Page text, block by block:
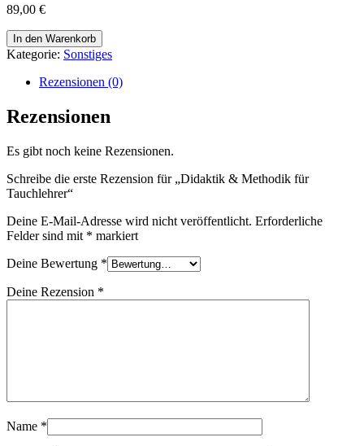
89,00 €
Didaktik
&
Methodik
Menge
In den Warenkorb
Kategorie: Sonstiges
Rezensionen (0)
Rezensionen
Es gibt noch keine Rezensionen.
Schreibe die erste Rezension für „Didaktik & Methodik für
Tauchlehrer“
Deine E-Mail-Adresse wird nicht veröffentlicht. Erforderliche
Felder sind mit * markiert
Deine Bewertung *
Deine Rezension *
Name *